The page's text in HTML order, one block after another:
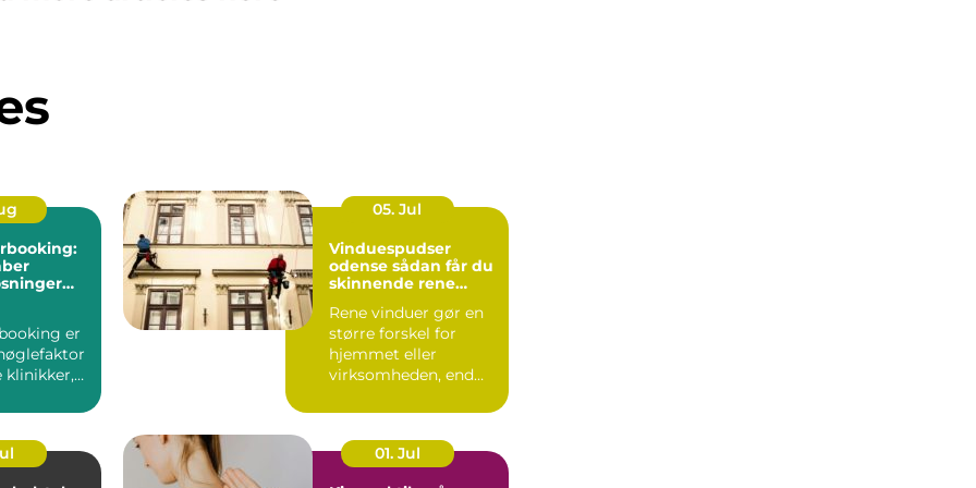
er
klinikker,
05. Jul
Vinduespudser
odense sådan får du
skinnende rene
Rene vinduer gør en
større forskel for
hjemmet eller
virksomheden, end
Lysindfaldet bliv...
01. Jul